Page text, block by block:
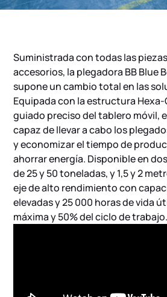
Suministrada con todas las
accesorios, la plegadora BB Blue
supone un cambio total en las
Equipada con la estructura
guiado preciso del tablero móvil,
capaz de llevar a cabo los
y economizar el tiempo de
ahorrar energía. Disponible en
de 25 y 50 toneladas, y 1,5 y 2
eje de alto rendimiento con
elevadas y 25 000 horas de vida
máxima y 50% del ciclo de trabajo.